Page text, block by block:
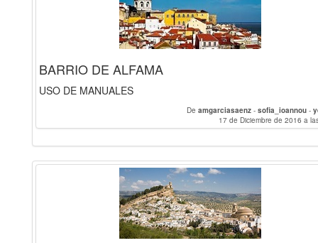
BARRIO DE ALFAMA
USO DE MANUALES
De amgarciasaenz - sofia_ioannou -
17 de Diciembre de 2016 a